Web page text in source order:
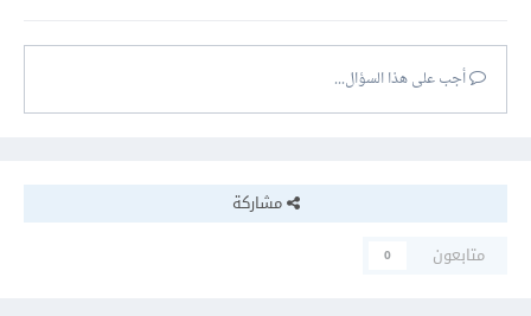
أجب على هذا السؤال...
مشاركة
متابعون
0